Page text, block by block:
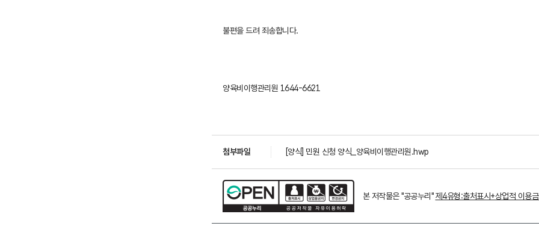
불편을 드려 죄송합니다.
양육비이행관리원 1644-6621
첨부파일 [양식] 민원 신청 양식_양육비이행관리원.hwp
본 저작물은 "공공누리"제4유형:출처표시+상업적 이용